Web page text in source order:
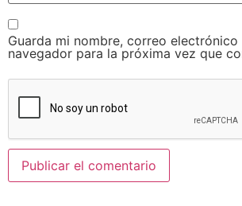
Guarda mi nombre, correo
navegador para la próxima vez que